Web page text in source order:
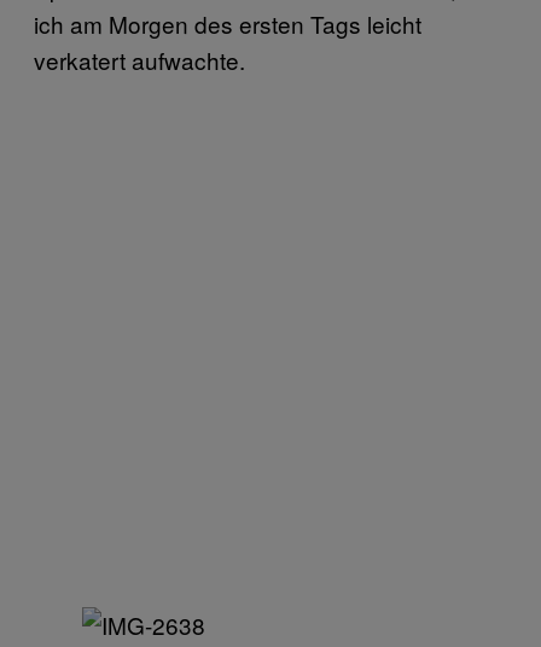
ich am Morgen des ersten Tags leicht
verkatert aufwachte.